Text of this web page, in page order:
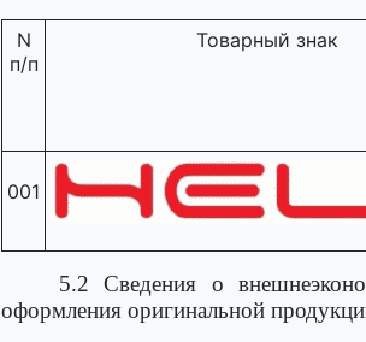
N
п/п
Товарный знак
001
5.2 Сведения о
оформления оригинальной